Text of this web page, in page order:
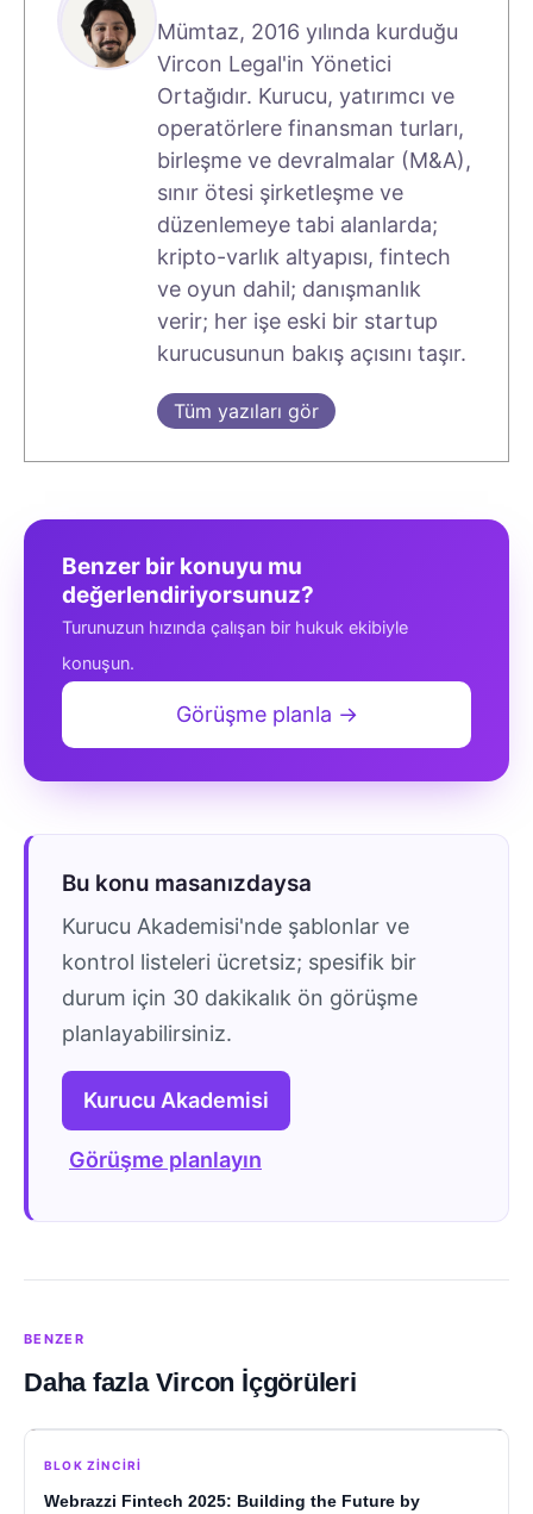
Mümtaz, 2016 yılında kurduğu
Vircon Legal'in Yönetici
Ortağıdır. Kurucu, yatırımcı ve
operatörlere finansman turları,
birleşme ve devralmalar (M&A),
sınır ötesi şirketleşme ve
düzenlemeye tabi alanlarda;
kripto-varlık altyapısı, fintech
ve oyun dahil; danışmanlık
verir; her işe eski bir startup
kurucusunun bakış açısını taşır.
Tüm yazıları gör
Benzer bir konuyu mu
değerlendiriyorsunuz?
Turunuzun hızında çalışan bir hukuk ekibiyle
konuşun.
Görüşme planla →
Bu konu masanızdaysa
Kurucu Akademisi'nde şablonlar ve
kontrol listeleri ücretsiz; spesifik bir
durum için 30 dakikalık ön görüşme
planlayabilirsiniz.
Kurucu Akademisi
Görüşme planlayın
BENZER
Daha fazla Vircon İçgörüleri
BLOK ZINCIRI
Webrazzi Fintech 2025: Building the Future by